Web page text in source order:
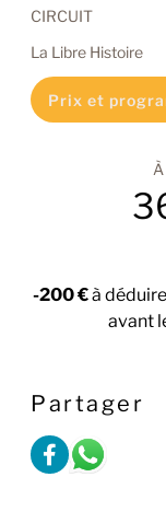
CIRCUIT
La Libre Histoire
Prix et
-200 €à
avant
Partager